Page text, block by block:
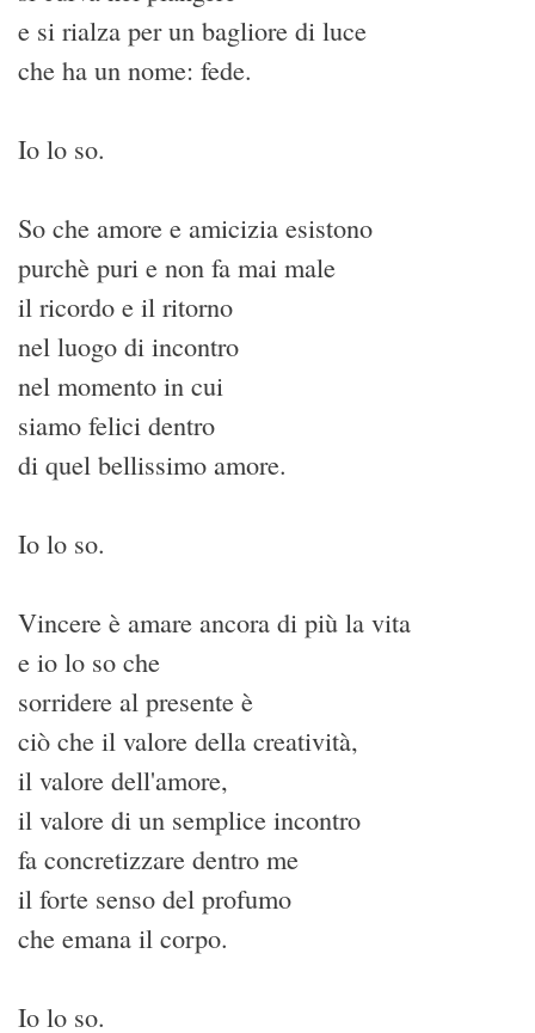
e si rialza per un bagliore di luce
che ha un nome: fede.
Io lo so.
So che amore e amicizia esistono
purchè puri e non fa mai male
il ricordo e il ritorno
nel luogo di incontro
nel momento in cui
siamo felici dentro
di quel bellissimo amore.
Io lo so.
Vincere è amare ancora di più la vita
e io lo so che
sorridere al presente è
ciò che il valore della creatività,
il valore dell'amore,
il valore di un semplice incontro
fa concretizzare dentro me
il forte senso del profumo
che emana il corpo.
Io lo so.